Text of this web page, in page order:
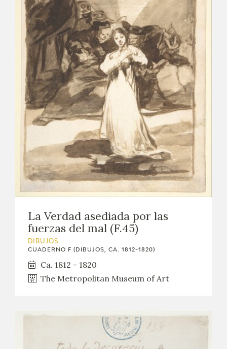
La Verdad asediada por las
fuerzas del mal (F.45)
DIBUJOS
CUADERNO F (DIBUJOS, CA. 1812-1820)
Ca. 1812 - 1820
The Metropolitan Museum of Art